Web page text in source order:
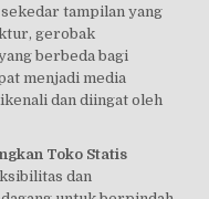
tampilan yang
gerobak
berbeda bagi
menjadi media
dan diingat oleh
Toko Statis
dan